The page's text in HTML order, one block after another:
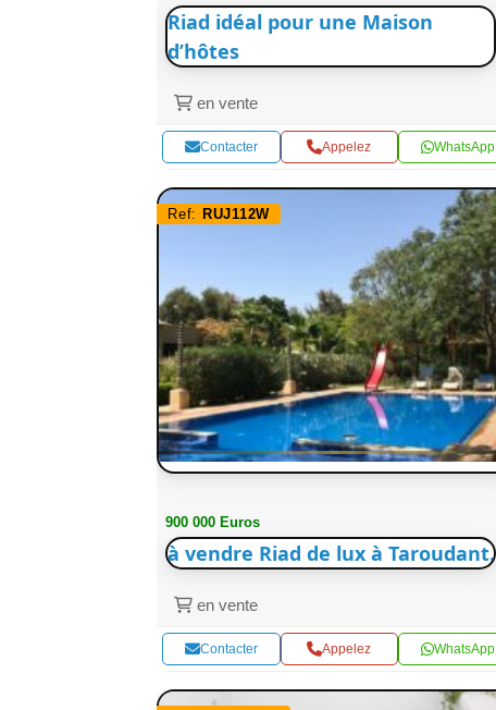
Riad idéal pour une Maison
d’hôtes
en vente
Contacter Appelez WhatsApp
Ref: RUJ112W
900 000 Euros
à vendre Riad de lux à Taroudant.
en vente
Contacter Appelez WhatsApp